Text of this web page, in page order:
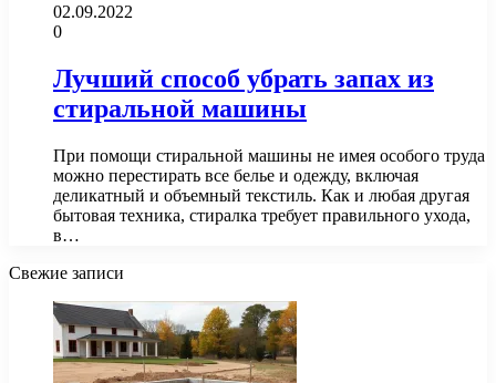
02.09.2022
0
Лучший способ убрать запах из
стиральной машины
При помощи стиральной машины не имея особого труда
можно перестирать все белье и одежду, включая
деликатный и объемный текстиль. Как и любая другая
бытовая техника, стиралка требует правильного ухода,
в…
Свежие записи